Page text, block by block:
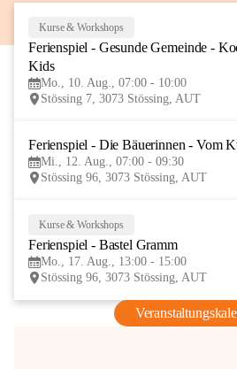
Kurse & Workshops
Ferienspiel - Gesunde Gemeinde -
Kids
Mo., 10. Aug., 07:00 - 10:00
Stössing 7, 3073 Stössing, AUT
Ferienspiel - Die Bäuerinnen - Vom
Mi., 12. Aug., 07:00 - 09:30
Stössing 96, 3073 Stössing, AUT
Kurse & Workshops
Ferienspiel - Bastel Gramm
Mo., 17. Aug., 13:00 - 15:00
Stössing 96, 3073 Stössing, AUT